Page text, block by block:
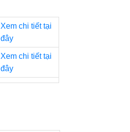
Xem chi tiết tại
đây
Xem chi tiết tại
đây